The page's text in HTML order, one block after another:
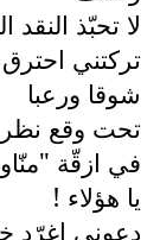
لا تحبّذ النقد
تركتني
شوقا ورعبا
تحت وقع
في ازقّة
يا هؤلاء !
دعوني اغرّد